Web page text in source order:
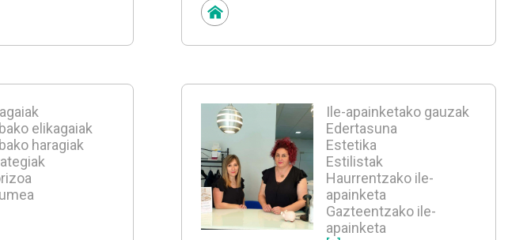
elikagaiak
haragiak
Ile-apainketako gauzak
Edertasuna
Estetika
Estilistak
Haurrentzako ile-
apainketa
Gazteentzako ile-
apainketa